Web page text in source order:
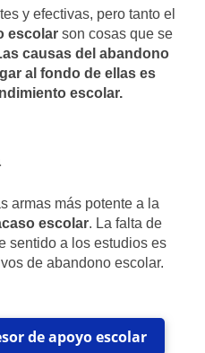
y efectivas, pero tanto el
escolar son cosas que se
causas del abandono
al fondo de ellas es
escolar.
armas más potente a la
escolar. La falta de
sentido a los estudios es
de abandono escolar.
de apoyo escolar